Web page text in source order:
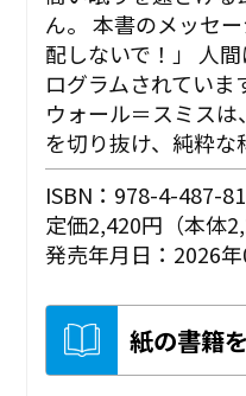
ん。 本書のメッセ
配しないで！」 人
ログラムされていま
ウォール＝スミス
を切り抜け、純粋
ISBN：978-4-487-
定価2,420円（本体
発売年月日：2026
紙の書籍